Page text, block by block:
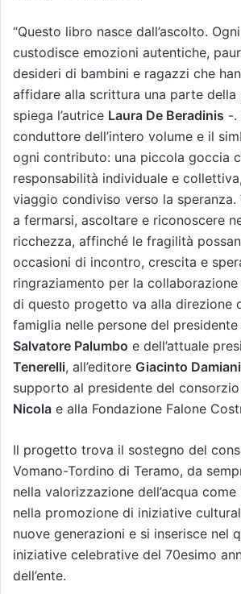
“Questo libro nasce dall’ascolto.
custodisce emozioni autentiche,
desideri di bambini e ragazzi che
affidare alla scrittura una parte della
spiega l’autrice Laura De Beradinis -.
conduttore dell’intero volume e il
ogni contributo: una piccola goccia
responsabilità individuale e
viaggio condiviso verso la speranza.
a fermarsi, ascoltare e riconoscere
ricchezza, affinché le fragilità
occasioni di incontro, crescita e
ringraziamento per la
di questo progetto va alla direzione
famiglia nelle persone del
Salvatore Palumbo e dell’attuale
Tenerelli, all’editore Giacinto Damiani
supporto al presidente del consorzio
Nicola e alla Fondazione Falone
Il progetto trova il sostegno del
Vomano-Tordino di Teramo, da
nella valorizzazione dell’acqua
nella promozione di iniziative
nuove generazioni e si inserisce nel
iniziative celebrative del 70esimo
dell’ente.